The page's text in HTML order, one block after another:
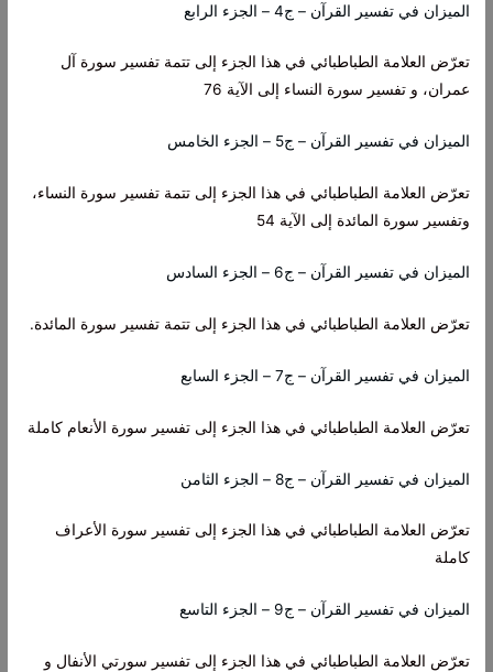
الميزان في تفسير القرآن – ج4 – الجزء الرابع
تعرّض العلامة الطباطبائي في هذا الجزء إلى تتمة تفسير سورة آل
عمران، و تفسير سورة النساء إلى الآية 76
الميزان في تفسير القرآن – ج5 – الجزء الخامس
تعرّض العلامة الطباطبائي في هذا الجزء إلى تتمة تفسير سورة النساء،
وتفسير سورة المائدة إلى الآية 54
الميزان في تفسير القرآن – ج6 – الجزء السادس
تعرّض العلامة الطباطبائي في هذا الجزء إلى تتمة تفسير سورة المائدة.
الميزان في تفسير القرآن – ج7 – الجزء السابع
تعرّض العلامة الطباطبائي في هذا الجزء إلى تفسير سورة الأنعام كاملة
الميزان في تفسير القرآن – ج8 – الجزء الثامن
تعرّض العلامة الطباطبائي في هذا الجزء إلى تفسير سورة الأعراف
كاملة
الميزان في تفسير القرآن – ج9 – الجزء التاسع
تعرّض العلامة الطباطبائي في هذا الجزء إلى تفسير سورتي الأنفال و